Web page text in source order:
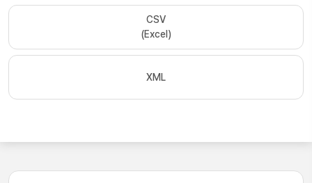
CSV
(Excel)
XML